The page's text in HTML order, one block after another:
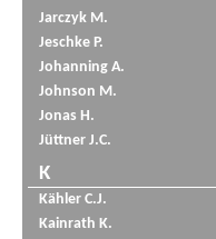
Jarczyk M.
Jeschke P.
Johanning A.
Johnson M.
Jonas H.
Jüttner J.C.
K
Kähler C.J.
Kainrath K.